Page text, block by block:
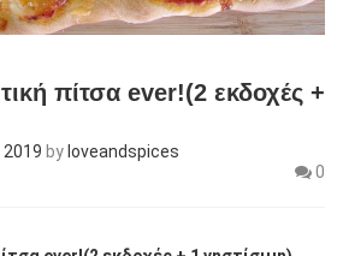
πίτσα ever!(2 εκδοχές +
2019 byloveandspices
0